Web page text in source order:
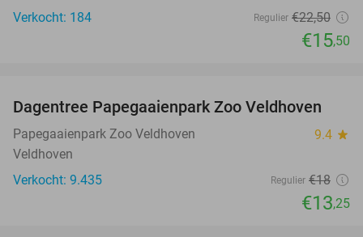
Verkocht: 184
Regulier €22,50
€15,50
26%
Dagentree Papegaaienpark Zoo Veldhoven
Papegaaienpark Zoo Veldhoven 9.4 star
Veldhoven
Verkocht: 9.435
Regulier €18
€13,25